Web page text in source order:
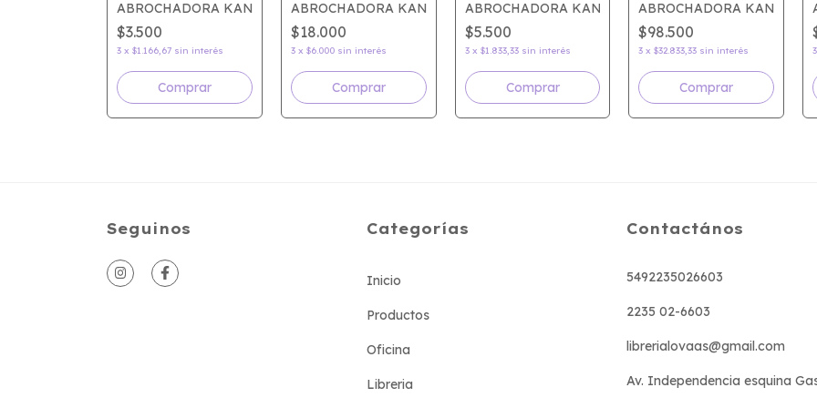
KANGARO DS45LABROCHADORA KANGARO TRENDY10M
$3.500
3 x $1.166,67 sin interés
ABROCHADORA KANGARO HP45
$18.000
3 x $6.000 sin interés
ABROCHADORA KANGARO ARIS 10
$5.500
3 x $1.833,33 sin interés
ABROCHADORA KANGARO
$98.500
3 x$32.833,33 sin interés 3
Seguinos Categorías
Inicio
Productos
Oficina
Libreria
Contactános
5492235026603
2235 02-6603
librerialovaas@gmail.com
Av. Independencia esquina